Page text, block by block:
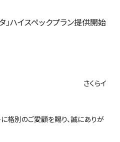
」ハイスペックプラン提供開始
らイ
格別のご愛顧を賜り、誠にありが